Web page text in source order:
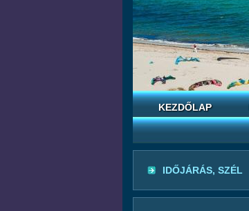
KEZDŐLAP
IDŐJÁRÁS, SZÉL